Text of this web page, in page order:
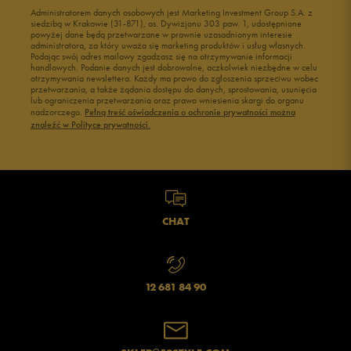
Buty męskie 41
Buty męskie 42
Buty męskie 43
Buty męskie 44
Buty męskie 45
Buty męskie 46
Administratorem danych osobowych jest Marketing Investment Group S.A. z
siedzibą w Krakowie (31-871), os. Dywizjonu 303 paw. 1, udostępnione
powyżej dane będą przetwarzane w prawnie uzasadnionym interesie
administratora, za który uważa się marketing produktów i usług własnych.
Podając swój adres mailowy zgadzasz się na otrzymywanie informacji
handlowych. Podanie danych jest dobrowolne, aczkolwiek niezbędne w celu
otrzymywania newslettera. Każdy ma prawo do zgłoszenia sprzeciwu wobec
przetwarzania, a także żądania dostępu do danych, sprostowania, usunięcia
lub ograniczenia przetwarzania oraz prawo wniesienia skargi do organu
nadzorczego. Pełną treść oświadczenia o ochronie prywatności można
znaleźć w Polityce prywatności.
CHAT
12 681 84 90